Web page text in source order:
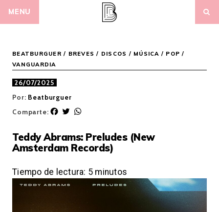
MENU
BEATBURGUER / BREVES / DISCOS / MÚSICA / POP /
VANGUARDIA
26/07/2025
Por: Beatburguer
Comparte:
F
e
b
o
k
T
t
t
r
t
s
p
p
Teddy Abrams: Preludes (New
Amsterdam Records)
Tiempo de lectura: 5 minutos